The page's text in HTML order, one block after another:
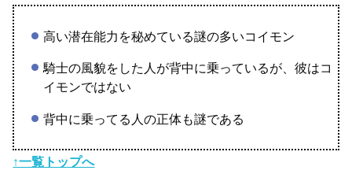
高い潜在能力を秘めている謎の多いコイモン
騎士の風貌をした人が背中に乗っているが、彼はコ
イモンではない
背中に乗ってる人の正体も謎である
↑一覧トップへ